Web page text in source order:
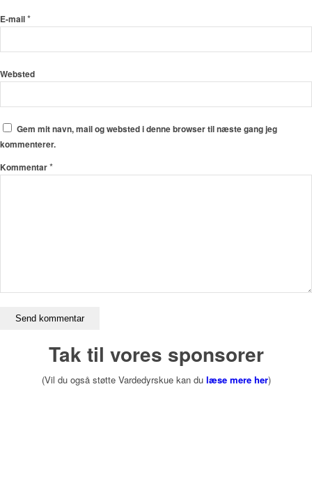
E-mail*
Websted
Gem mit navn, mail og websted i denne browser til næste gang jeg
kommenterer.
Kommentar*
Tak til vores sponsorer
(Vil du også støtte Vardedyrskue kan du læse mere her)